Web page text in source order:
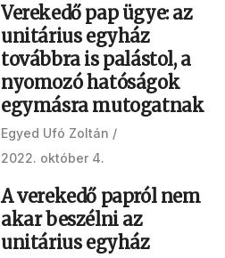
Verekedő pap ügye: az
unitárius egyház
továbbra is palástol, a
nyomozó hatóságok
egymásra mutogatnak
Egyed Ufó Zoltán
2022. október 4.
A verekedő papról nem
akar beszélni az
unitárius egyház